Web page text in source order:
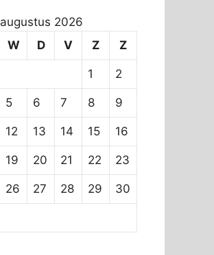
augustus 2026
W D V Z Z
1 2
5 6 7 8 9
12 13 14 15 16
19 20 21 22 23
26 27 28 29 30